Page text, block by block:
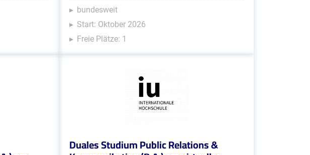
bundesweit
Start: Oktober 2026
Freie Plätze: 1
Duales Studium Public Relations &